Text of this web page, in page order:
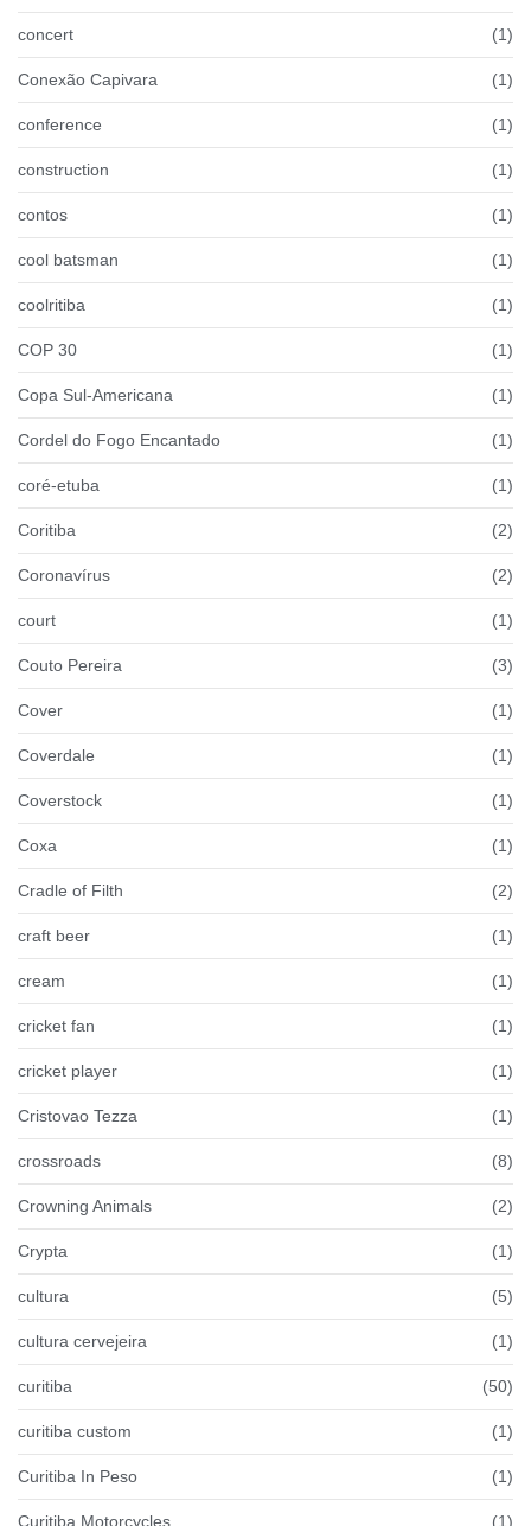
concert (1)
Conexão Capivara (1)
conference (1)
construction (1)
contos (1)
cool batsman (1)
coolritiba (1)
COP 30 (1)
Copa Sul-Americana (1)
Cordel do Fogo Encantado (1)
coré-etuba (1)
Coritiba (2)
Coronavírus (2)
court (1)
Couto Pereira (3)
Cover (1)
Coverdale (1)
Coverstock (1)
Coxa (1)
Cradle of Filth (2)
craft beer (1)
cream (1)
cricket fan (1)
cricket player (1)
Cristovao Tezza (1)
crossroads (8)
Crowning Animals (2)
Crypta (1)
cultura (5)
cultura cervejeira (1)
curitiba (50)
curitiba custom (1)
Curitiba In Peso (1)
Curitiba Motorcycles (1)